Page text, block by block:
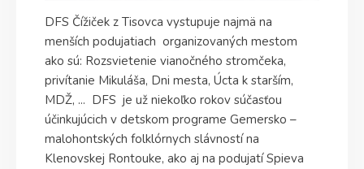
DFS Čížiček z Tisovca vystupuje najmä na
menších podujatiach organizovaných mestom
ako sú: Rozsvietenie vianočného stromčeka,
privítanie Mikuláša, Dni mesta, Úcta k starším,
MDŽ, ... DFS je už niekoľko rokov súčasťou
účinkujúcich v detskom programe Gemersko –
malohontských folklórnych slávností na
Klenovskej Rontouke, ako aj na podujatí Spieva